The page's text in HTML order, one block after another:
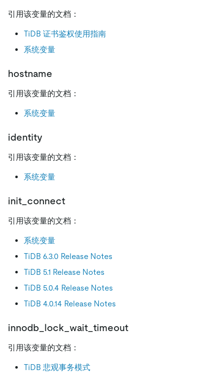
引用该变量的文档：
TiDB 证书鉴权使用指南
系统变量
hostname
引用该变量的文档：
系统变量
identity
引用该变量的文档：
系统变量
init_connect
引用该变量的文档：
系统变量
TiDB 6.3.0 Release Notes
TiDB 5.1 Release Notes
TiDB 5.0.4 Release Notes
TiDB 4.0.14 Release Notes
innodb_lock_wait_timeout
引用该变量的文档：
TiDB 悲观事务模式